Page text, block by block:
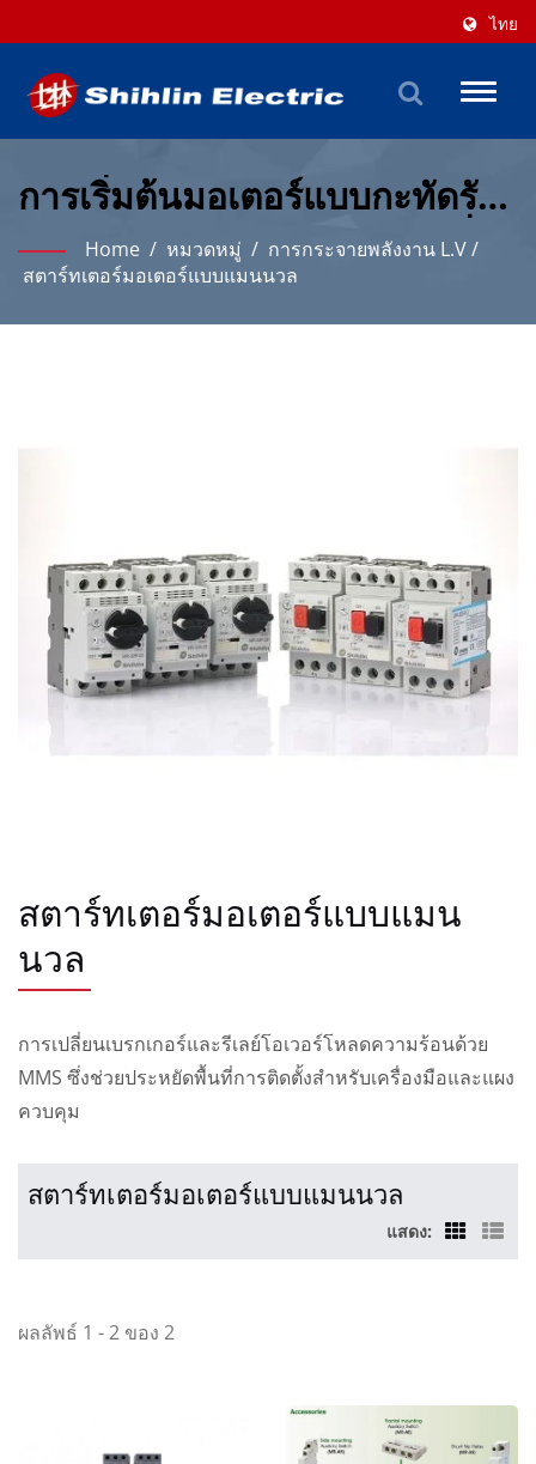
ไทย
Toggle
การเริ่มต้นมอเตอร์แบบกะทัดรัด
- โซลูชันการควบคุมมอเตอร์ที่
ประหยัดพื้นที่
Home / หมวดหมู่ / การกระจายพลังงาน L.V/
สตาร์ทเตอร์มอเตอร์แบบแมนนวล
สตาร์ทเตอร์มอเตอร์แบบแมน
นวล
การเปลี่ยนเบรกเกอร์และรีเลย์โอเวอร์โหลดความร้อนด้วย
MMS ซึ่งช่วยประหยัดพื้นที่การติดตั้งสำหรับเครื่องมือและแผง
ควบคุม
สตาร์ทเตอร์มอเตอร์แบบแมนนวล
แสดง:
ผลลัพธ์ 1 - 2 ของ 2